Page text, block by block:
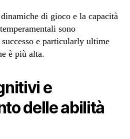
di gioco e la capacità
sono
e particularly ultime
è più alta.
e
delle abilità